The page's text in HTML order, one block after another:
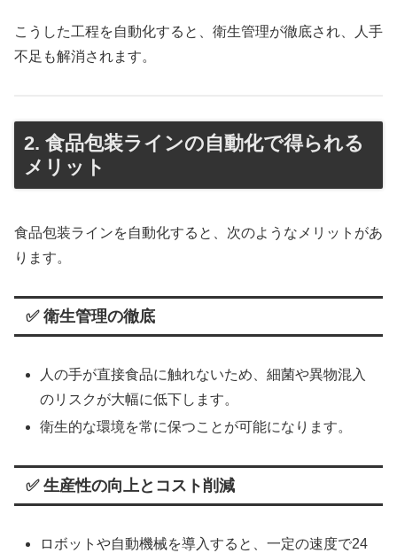
こうした工程を自動化すると、衛生管理が徹底され、人手
不足も解消されます。
2. 食品包装ラインの自動化で得られる
メリット
食品包装ラインを自動化すると、次のようなメリットがあ
ります。
✅ 衛生管理の徹底
人の手が直接食品に触れないため、細菌や異物混入
のリスクが大幅に低下します。
衛生的な環境を常に保つことが可能になります。
✅ 生産性の向上とコスト削減
ロボットや自動機械を導入すると、一定の速度で24